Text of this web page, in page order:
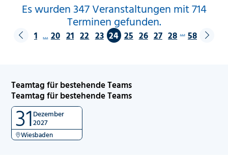
Es wurden 347 Veranstaltungen mit 714
Terminen gefunden.
1 … 20 21 22 23 24 25 26 27 28 … 58
Teamtag für bestehende Teams
Teamtag für bestehende Teams
31Dezember
2027
Wiesbaden